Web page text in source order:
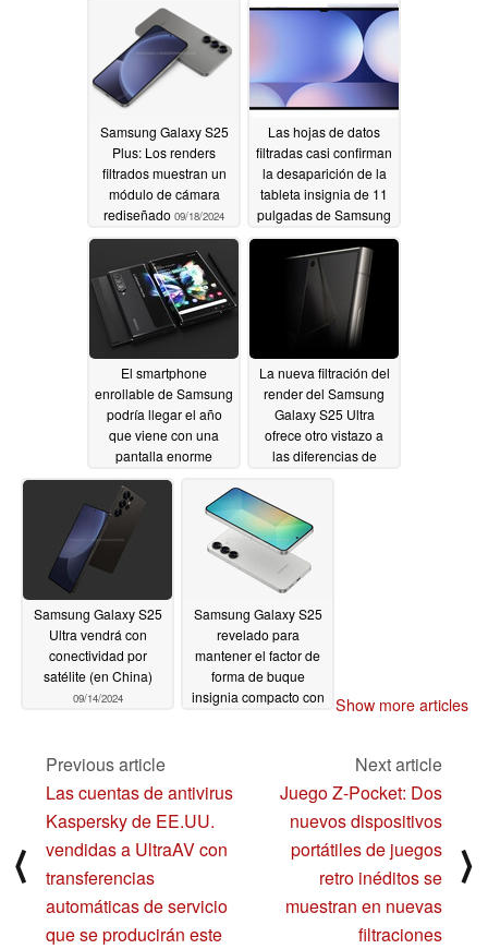
con el sucesor del
Galaxy A15 5G
Samsung Galaxy S25
Plus: Los renders
filtrados muestran un
módulo de cámara
rediseñado 09/18/2024
Las hojas de datos
filtradas casi confirman
la desaparición de la
tableta insignia de 11
pulgadas de Samsung
09/17/2024
El smartphone
enrollable de Samsung
podría llegar el año
que viene con una
pantalla enorme
09/17/2024
La nueva filtración del
render del Samsung
Galaxy S25 Ultra
ofrece otro vistazo a
las diferencias de
Samsung Galaxy S25
Ultra vendrá con
conectividad por
satélite (en China)
09/14/2024
Samsung Galaxy S25
revelado para
mantener el factor de
forma de buque
insignia compacto con
Show more articles
⟨
Previous article
Las cuentas de antivirus
Kaspersky de EE.UU.
vendidas a UltraAV con
transferencias
automáticas de servicio
que se producirán este
Next article
Juego Z-Pocket: Dos
nuevos dispositivos
portátiles de juegos
retro inéditos se
muestran en nuevas
filtraciones
⟩